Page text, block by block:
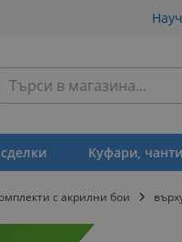
Търсене
Куфари, чанти
с акрилни бои